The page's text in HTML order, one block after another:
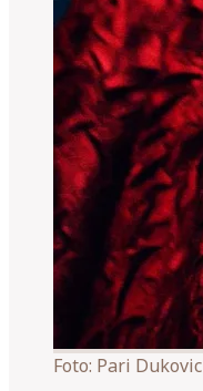
Foto: Pari Dukovic